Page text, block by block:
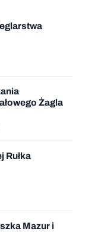
Żagla
Rułka
Mazur i